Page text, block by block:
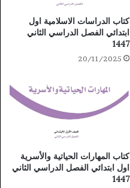
كتاب الدراسات الاسلامية اول
ابتدائي الفصل الدراسي الثاني
1447
20/11/2025
كتاب المهارات الحياتية والأسرية
اول ابتدائي الفصل الدراسي الثاني
1447